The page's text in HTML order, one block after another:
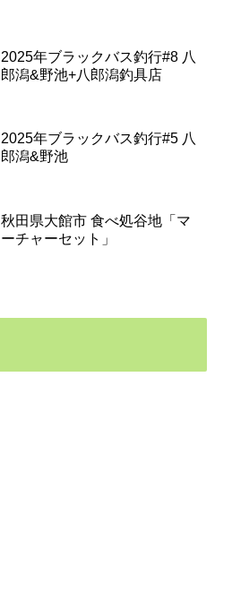
2025年ブラックバス釣行#8 八
郎潟&野池+八郎潟釣具店
2025年ブラックバス釣行#5 八
郎潟&野池
秋田県大館市 食べ処谷地「マ
ーチャーセット」